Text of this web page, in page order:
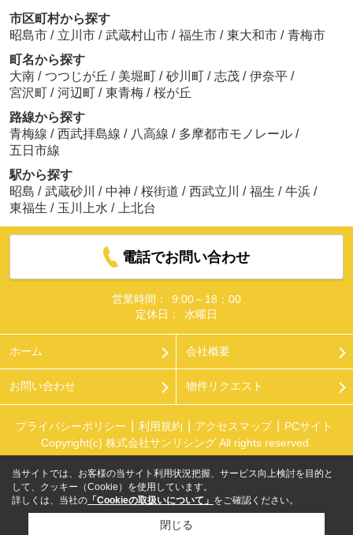
市区町村から探す
昭島市 / 立川市 / 武蔵村山市 / 福生市 / 東大和市 / 青梅市
町名から探す
大南 / つつじが丘 / 美堀町 / 砂川町 / 志茂 / 伊奈平 /
宮沢町 / 河辺町 / 東青梅 / 桜が丘
路線から探す
青梅線 / 西武拝島線 / 八高線 / 多摩都市モノレール /
五日市線
駅から探す
昭島 / 武蔵砂川 / 中神 / 桜街道 / 西武立川 / 福生 / 牛浜 /
東福生 / 玉川上水 / 上北台
電話でお問い合わせ
営業時間：
9:00～18：00
定休日：
水曜日
ホーム 会社概要
お問い合わせ 物件リクエスト
プライバシーポリシー 利用規約 アクセスマップ
PCサイト
Copyright(c) 株式会社サンリシング All rights reserved.
当サイトでは、お客様の当サイト利用状況把握、サービス向上検討を目的と
して、クッキー（Cookie）を使用しています。
詳しくは、当社の 「Cookieの取扱いについて」 をご確認ください。
閉じる